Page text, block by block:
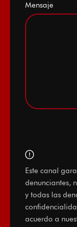
Mensaje
Este canal
denunciantes,
y todas las
acuerdo a